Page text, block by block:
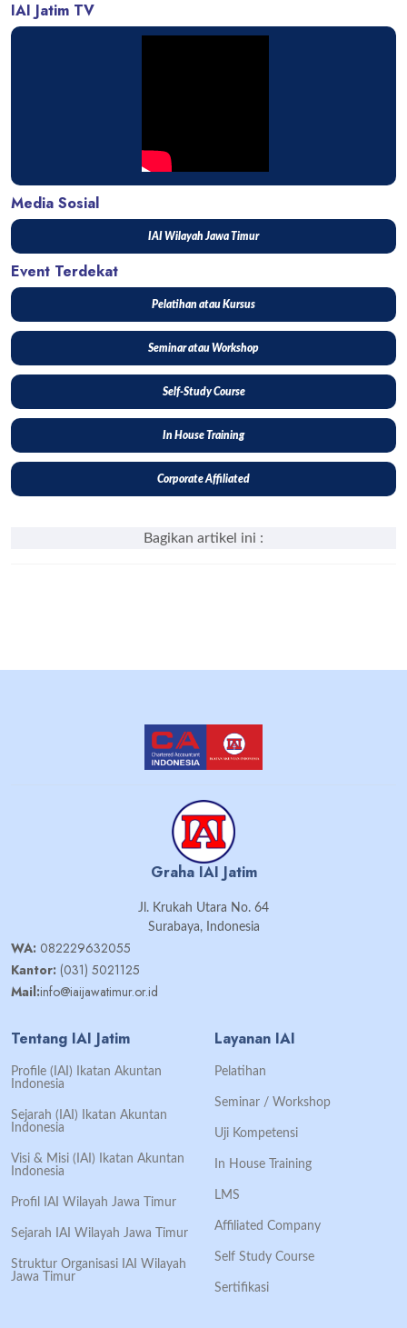
IAI Jatim TV
Media Sosial
IAI Wilayah Jawa Timur
Event Terdekat
Pelatihan atau Kursus
Seminar atau Workshop
Self-Study Course
In House Training
Corporate Affiliated
Bagikan artikel ini :
Graha IAI Jatim
Jl. Krukah Utara No. 64
Surabaya, Indonesia
WA: 082229632055
Kantor: (031) 5021125
Mail:info@iaijawatimur.or.id
Tentang IAI Jatim
Profile (IAI) Ikatan Akuntan
Indonesia
Sejarah (IAI) Ikatan Akuntan
Indonesia
Visi & Misi (IAI) Ikatan Akuntan
Indonesia
Profil IAI Wilayah Jawa Timur
Sejarah IAI Wilayah Jawa Timur
Struktur Organisasi IAI Wilayah
Jawa Timur
Layanan IAI
Pelatihan
Seminar / Workshop
Uji Kompetensi
In House Training
LMS
Affiliated Company
Self Study Course
Sertifikasi